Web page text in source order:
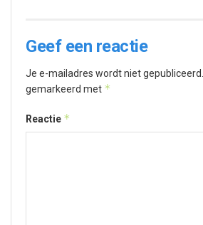
Geef een reactie
Je e-mailadres wordt niet gepubliceerd.
gemarkeerd met *
Reactie *